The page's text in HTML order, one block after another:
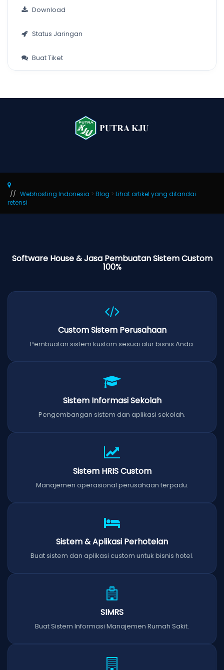
Download
Status Jaringan
Buat Tiket
Webhosting Indonesia > Blog > Lihat artikel yang ditandai
retensi
Software House & Jasa Pembuatan Sistem Custom
100%
Custom Sistem Perusahaan
Pembuatan sistem kustom sesuai alur bisnis Anda.
Sistem Informasi Sekolah
Pengembangan sistem dan aplikasi sekolah.
Sistem HRIS Custom
Manajemen operasional perusahaan terpadu.
Sistem & Aplikasi Perhotelan
Buat sistem dan aplikasi custom untuk bisnis hotel.
SIMRS
Buat Sistem Informasi Manajemen Rumah Sakit.